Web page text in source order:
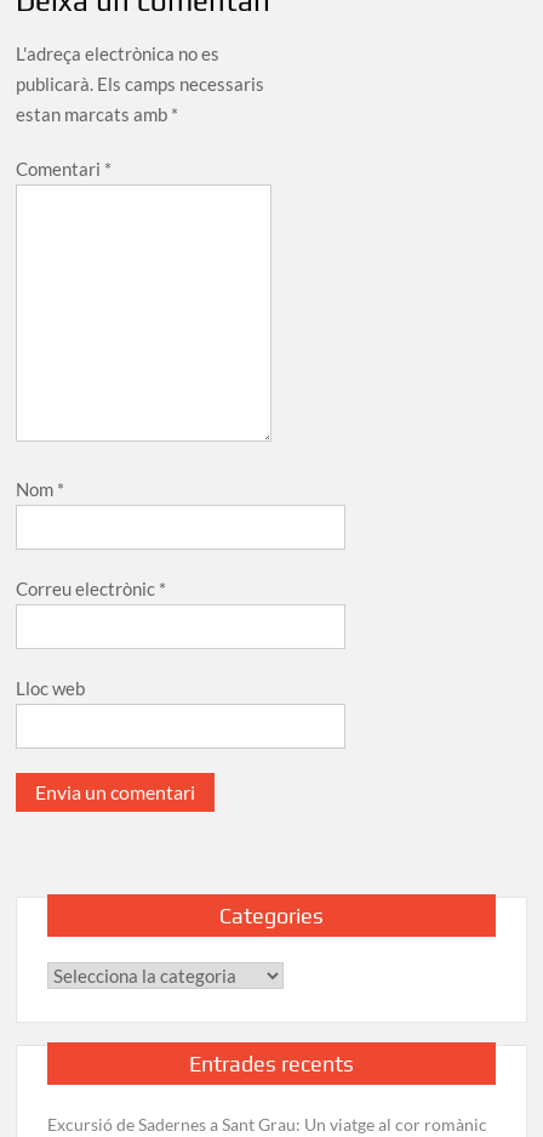
L'adreça electrònica no es
publicarà. Els camps necessaris
estan marcats amb *
Comentari *
Nom *
Correu electrònic *
Lloc web
Categories
Categories
Entrades recents
Excursió de Sadernes a Sant Grau: Un viatge al cor romànic